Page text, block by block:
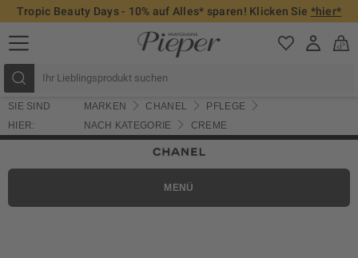
Tropic Beauty Days - 10% auf Alles* sparen! Klicken Sie *hier*
SIE SIND
HIER:
MARKEN CHANEL
PFLEGE
NACH KATEGORIE
CREME
MENÜ